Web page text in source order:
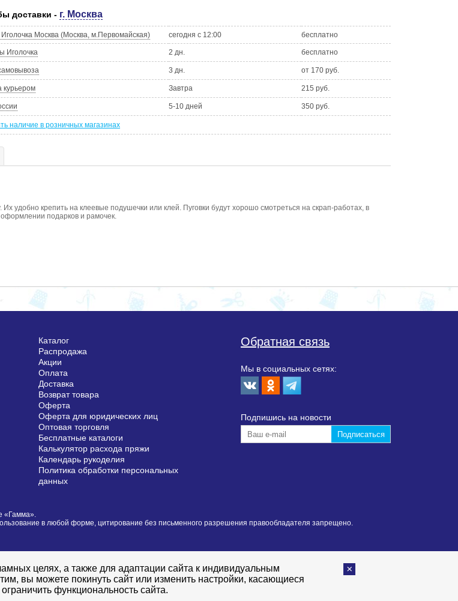
доставки - г. Москва
Иголочка Москва (Москва, м.Первомайская) сегодня с 12:00 бесплатно
Иголочка 2 дн. бесплатно
3 дн. от 170 руб.
курьером Завтра 215 руб.
5-10 дней 350 руб.
наличие в розничных магазинах
удобно крепить на клеевые подушечки или клей. Пуговки будут хорошо смотреться на скрап-работах, в
оформлении подарков и рамочек.
Каталог
Распродажа
Акции
Оплата
Доставка
Возврат товара
Оферта
Оферта для юридических лиц
Оптовая торговля
Бесплатные каталоги
Калькулятор расхода пряжи
Календарь рукоделия
Политика обработки персональных
данных
Обратная связь
Мы в социальных сетях:
Подпишиcь на новости
«Гамма».
в любой форме, цитирование без письменного разрешения правообладателя запрещено.
целях, а также для адаптации сайта к индивидуальным
вы можете покинуть сайт или изменить настройки, касающиеся
функциональность сайта.